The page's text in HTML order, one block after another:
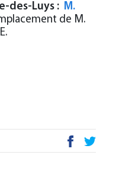
des-Luys : M.
de M.